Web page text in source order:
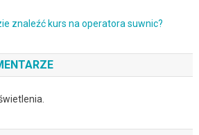
znaleźć kurs na operatora suwnic?